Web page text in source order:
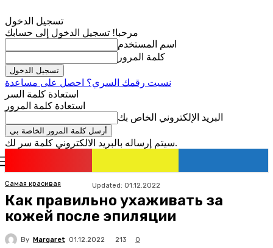
تسجيل الدخول
مرحبا! تسجيل الدخول إلى حسابك
اسم المستخدم
كلمة المرور
نسيت رقمك السري؟ احصل على مساعدة
استعادة كلمة السر
استعادة كلمة المرور
البريد الإلكتروني الخاص بك
سيتم إرساله بالبريد الالكتروني كلمة سر لك.
Самая красивая Updated: 01.12.2022
Как правильно ухаживать за
кожей после эпиляции
By Margaret 01.12.2022 213 0